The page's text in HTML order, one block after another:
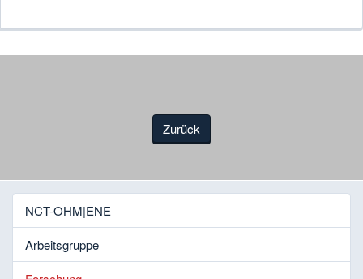
Zurück
NCT-OHM|ENE
Arbeitsgruppe